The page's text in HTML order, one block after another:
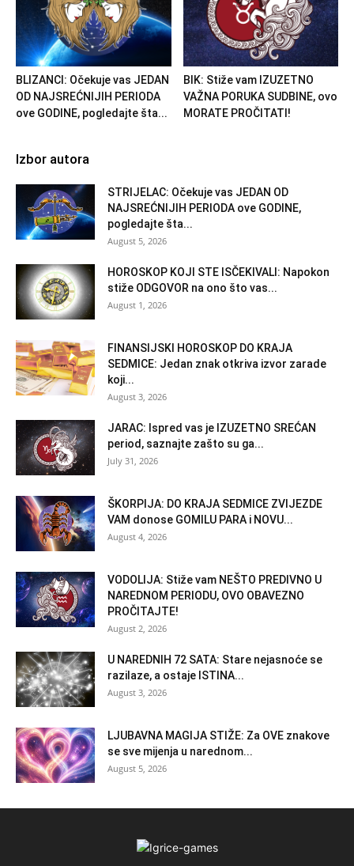
BLIZANCI: Očekuje vas JEDAN
OD NAJSREĆNIJIH PERIODA
ove GODINE, pogledajte šta...
BIK: Stiže vam IZUZETNO
VAŽNA PORUKA SUDBINE, ovo
MORATE PROČITATI!
Izbor autora
STRIJELAC: Očekuje vas JEDAN OD
NAJSREĆNIJIH PERIODA ove GODINE,
pogledajte šta...
August 5, 2026
HOROSKOP KOJI STE ISČEKIVALI: Napokon
stiže ODGOVOR na ono što vas...
August 1, 2026
FINANSIJSKI HOROSKOP DO KRAJA
SEDMICE: Jedan znak otkriva izvor zarade
koji...
August 3, 2026
JARAC: Ispred vas je IZUZETNO SREĆAN
period, saznajte zašto su ga...
July 31, 2026
ŠKORPIJA: DO KRAJA SEDMICE ZVIJEZDE
VAM donose GOMILU PARA i NOVU...
August 4, 2026
VODOLIJA: Stiže vam NEŠTO PREDIVNO U
NAREDNOM PERIODU, OVO OBAVEZNO
PROČITAJTE!
August 2, 2026
U NAREDNIH 72 SATA: Stare nejasnoće se
razilaze, a ostaje ISTINA...
August 3, 2026
LJUBAVNA MAGIJA STIŽE: Za OVE znakove
se sve mijenja u narednom...
August 5, 2026